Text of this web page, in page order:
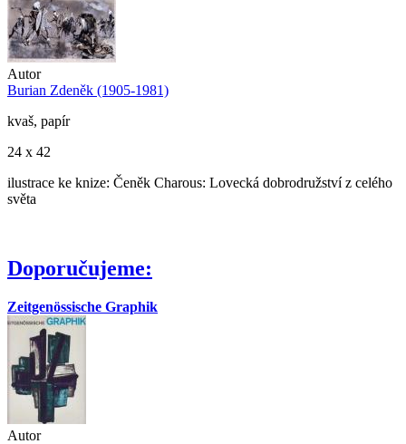
Autor
Burian Zdeněk (1905-1981)
kvaš, papír
24 x 42
ilustrace ke knize: Čeněk Charous: Lovecká dobrodružství z celého
světa
Doporučujeme:
Zeitgenössische Graphik
Autor